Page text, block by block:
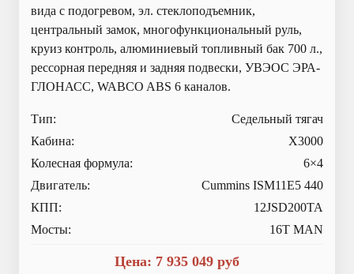
вида с подогревом, эл. стеклоподъемник,
центральный замок, многофункциональный руль,
круиз контроль, алюминиевый топливный бак 700 л.,
рессорная передняя и задняя подвески, УВЭОС ЭРА-
ГЛОНАСС, WABCO ABS 6 каналов.
Тип:
Седельный тягач
Кабина:
X3000
Колесная формула:
6×4
Двигатель:
Cummins ISM11E5 440
КПП:
12JSD200TA
Мосты:
16T MAN
Цена: 7 935 049 руб